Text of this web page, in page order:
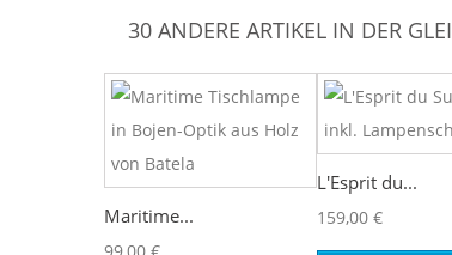
30 ANDERE ARTIKEL IN DER
Maritime...
L'Esprit du...
159,00 €